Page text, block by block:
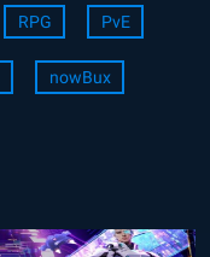
RPG PvE
nowBux